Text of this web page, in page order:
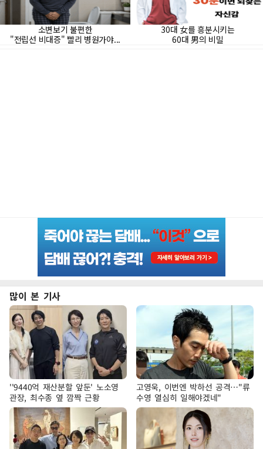
많이 본 기사
''9440억 재산분할 앞둔' 노소영
관장, 최수종 옆 깜짝 근황
고영욱, 이번엔 박하선 공격…"류
수영 열심히 일해야겠네"